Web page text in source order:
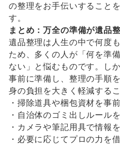
の整理をお手伝いすること
す。
まとめ：万全の準備が遺品
遺品整理は人生の中で何度
ため、多くの人が「何を準
ない」と悩むものです。し
事前に準備し、整理の手順
身の負担を大きく軽減する
・掃除道具や梱包資材を事
・自治体のゴミ出しルール
・カメラや筆記用具で情報
・必要に応じてプロの力を